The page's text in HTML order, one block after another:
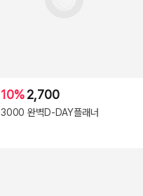
10%2,700
3000 완벽D-DAY플래너